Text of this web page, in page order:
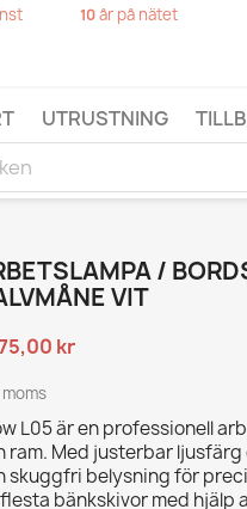
10år på nätet
UTRUSTNING
/
VIT
kr
L05 är en professionell
ram. Med justerbar
skuggfri belysning för
bänkskivor med hjälp